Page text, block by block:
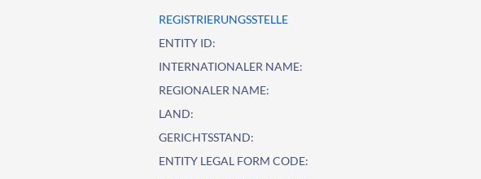
REGISTRIERUNGSSTELLE
ENTITY ID:
INTERNATIONALER NAME:
REGIONALER NAME:
LAND:
GERICHTSSTAND:
ENTITY LEGAL FORM CODE: